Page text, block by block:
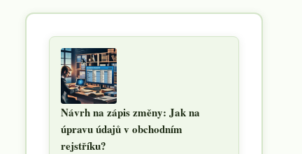
Návrh na zápis změny: Jak na
úpravu údajů v obchodním
rejstříku?